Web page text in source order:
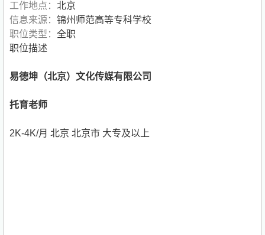
工作地点： 北京
信息来源： 锦州师范高等专科学校
职位类型： 全职
职位描述
易德坤（北京）文化传媒有限公司
托育老师
2K-4K/月 北京 北京市 大专及以上